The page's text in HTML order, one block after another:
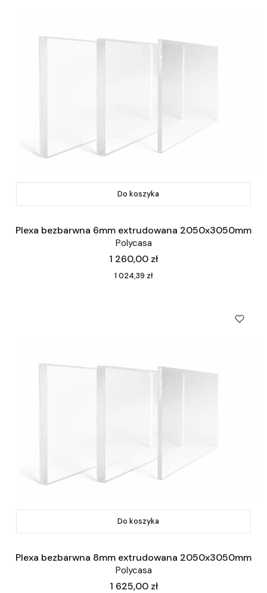
Do koszyka
Plexa bezbarwna 6mm extrudowana 2050x3050mm
Polycasa
Cena
1 260,00 zł
Cena
1 024,39 zł
Do koszyka
Plexa bezbarwna 8mm extrudowana 2050x3050mm
Polycasa
Cena
1 625,00 zł